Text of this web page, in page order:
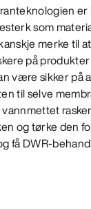
som
merke til
på
være sikker på
til selve
og tørke den
få DWR-